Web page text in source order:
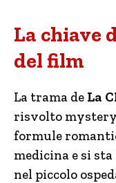
La chiave
del film
La trama de La
risvolto
formule
medicina e si
nel piccolo